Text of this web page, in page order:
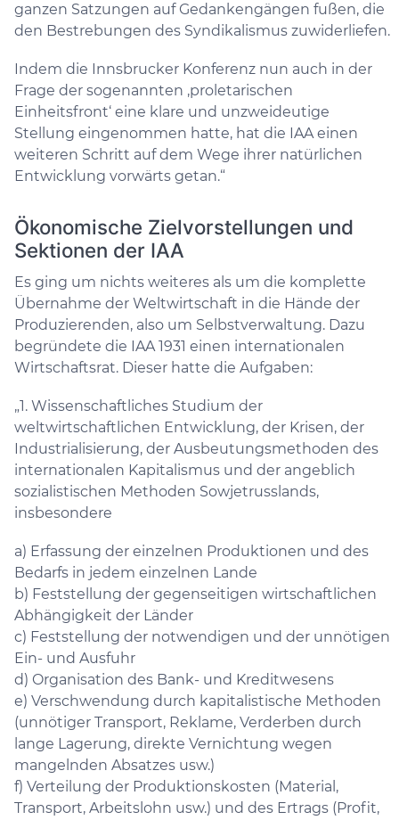
ganzen Satzungen auf Gedankengängen fußen, die
den Bestrebungen des Syndikalismus zuwiderliefen.
Indem die Innsbrucker Konferenz nun auch in der
Frage der sogenannten ‚proletarischen
Einheitsfront‘ eine klare und unzweideutige
Stellung eingenommen hatte, hat die IAA einen
weiteren Schritt auf dem Wege ihrer natürlichen
Entwicklung vorwärts getan.“
Ökonomische Zielvorstellungen und
Sektionen der IAA
Es ging um nichts weiteres als um die komplette
Übernahme der Weltwirtschaft in die Hände der
Produzierenden, also um Selbstverwaltung. Dazu
begründete die IAA 1931 einen internationalen
Wirtschaftsrat. Dieser hatte die Aufgaben:
„1. Wissenschaftliches Studium der
weltwirtschaftlichen Entwicklung, der Krisen, der
Industrialisierung, der Ausbeutungsmethoden des
internationalen Kapitalismus und der angeblich
sozialistischen Methoden Sowjetrusslands,
insbesondere
a) Erfassung der einzelnen Produktionen und des
Bedarfs in jedem einzelnen Lande
b) Feststellung der gegenseitigen wirtschaftlichen
Abhängigkeit der Länder
c) Feststellung der notwendigen und der unnötigen
Ein- und Ausfuhr
d) Organisation des Bank- und Kreditwesens
e) Verschwendung durch kapitalistische Methoden
(unnötiger Transport, Reklame, Verderben durch
lange Lagerung, direkte Vernichtung wegen
mangelnden Absatzes usw.)
f) Verteilung der Produktionskosten (Material,
Transport, Arbeitslohn usw.) und des Ertrags (Profit,